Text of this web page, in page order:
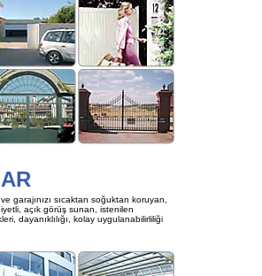
garajınızı sıcaktan soğuktan koruyan,
açık görüş sunan, istenilen
dayanıklılığı, kolay uygulanabilirliliği